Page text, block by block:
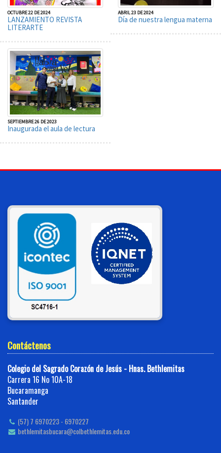
OCTUBRE 22 DE 2024
LANZAMIENTO REVISTA
LITERARTE
ABRIL 23 DE 2024
Día de nuestra lengua materna
SEPTIEMBRE 26 DE 2023
Inaugurada el aula de lectura
Contáctenos
Colegio del Sagrado Corazón de Jesús - Hnas. Bethlemitas
Carrera 16 No 10A-18
Bucaramanga
Santander
(57) 7 6970223 - 6970227
bethlemitasbucara@colbethlemitas.edu.co